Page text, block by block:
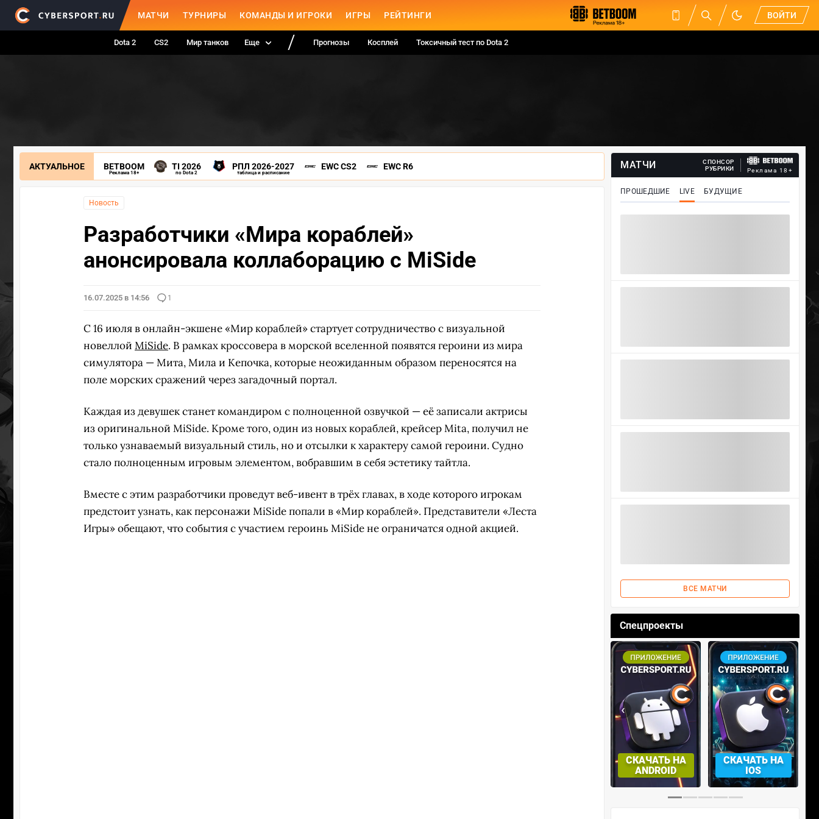
МАТЧИ ТУРНИРЫ КОМАНДЫ И ИГРОКИ ИГРЫ РЕЙТИНГИ ВОЙТИ
Dota 2 CS2 Мир танков Еще Прогнозы Косплей Токсичный тест по Dota 2
АКТУАЛЬНОЕ BETBOOM
Реклама 18+
TI 2026
по Dota 2
РПЛ 2026-2027
таблица и расписание
EWC CS2 EWC R6
Новость
Разработчики «Мира кораблей»
анонсировала коллаборацию с MiSide
16.07.2025 в 14:56 1
С 16 июля в онлайн-экшене «Мир кораблей» стартует сотрудничество с визуальной
новеллой MiSide. В рамках кроссовера в морской вселенной появятся героини из мира
симулятора — Мита, Мила и Кепочка, которые неожиданным образом переносятся на
поле морских сражений через загадочный портал.
Каждая из девушек станет командиром с полноценной озвучкой — её записали актрисы
из оригинальной MiSide. Кроме того, один из новых кораблей, крейсер Mita, получил не
только узнаваемый визуальный стиль, но и отсылки к характеру самой героини. Судно
стало полноценным игровым элементом, вобравшим в себя эстетику тайтла.
Вместе с этим разработчики проведут веб-ивент в трёх главах, в ходе которого игрокам
предстоит узнать, как персонажи MiSide попали в «Мир кораблей». Представители «Леста
Игры» обещают, что события с участием героинь MiSide не ограничатся одной акцией.
МАТЧИ
СПОНСОР
РУБРИКИ
Реклама 18+
ПРОШЕДШИЕ LIVE БУДУЩИЕ
ВСЕ МАТЧИ
Спецпроекты
СКАЧАТЬ НА
ANDROID
СКАЧАТЬ НА
IOS
‹ ›